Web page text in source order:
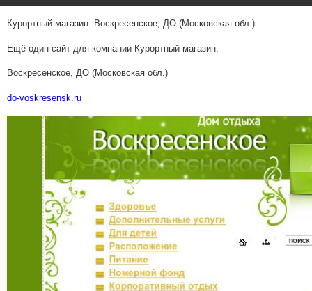
Курортный магазин: Воскресенское, ДО (Московская обл.)
Ещё один сайт для компании Курортный магазин.
Воскресенское, ДО (Московская обл.)
do-voskresensk.ru